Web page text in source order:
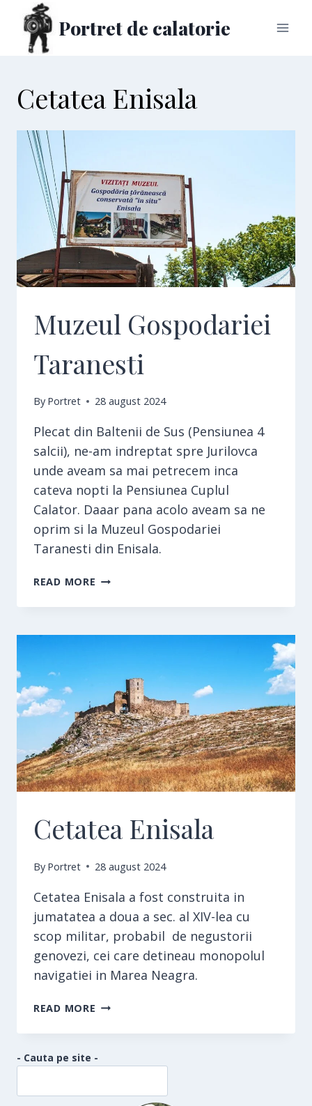
content
Portret de calatorie
Cetatea Enisala
Muzeul Gospodariei
Taranesti
By Portret 28 august 2024
Plecat din Baltenii de Sus (Pensiunea 4
salcii), ne-am indreptat spre Jurilovca
unde aveam sa mai petrecem inca
cateva nopti la Pensiunea Cuplul
Calator. Daaar pana acolo aveam sa ne
oprim si la Muzeul Gospodariei
Taranesti din Enisala.
READ MORE MUZEUL
TARANESTI
Cetatea Enisala
By Portret 28 august 2024
Cetatea Enisala a fost construita in
jumatatea a doua a sec. al XIV-lea cu
scop militar, probabil de negustorii
genovezi, cei care detineau monopolul
navigatiei in Marea Neagra.
READ MORE CETATEA
- Cauta pe site -